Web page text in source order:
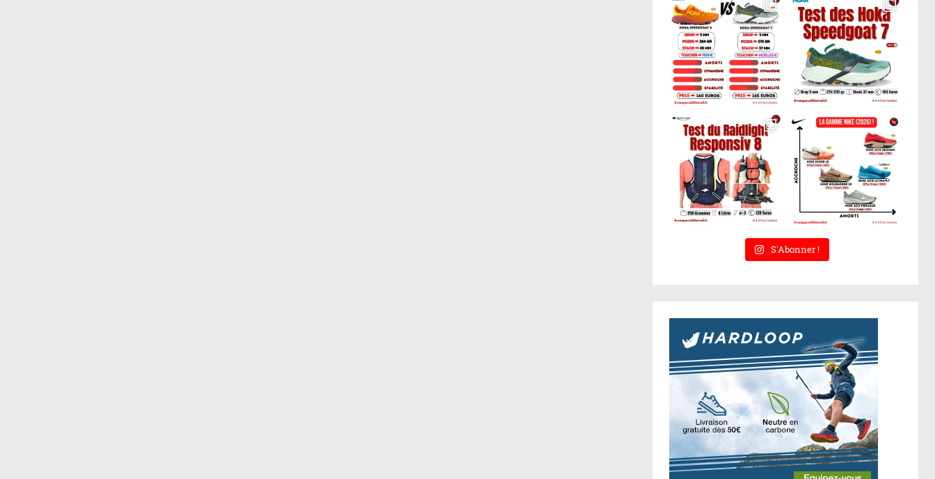
S'Abonner !